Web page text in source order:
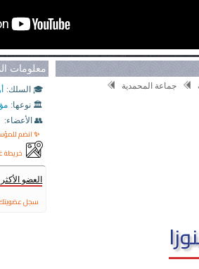
جماعة المحمدية
معلومات
🎓 السلك:
🏛️ نوعها:
👥 الأعضاء:
✨ انضم
خريطة
العضو
سجل